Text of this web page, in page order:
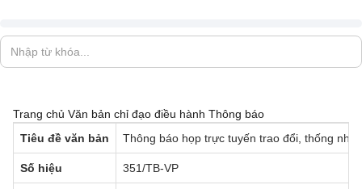
Trang chủ Văn bản chỉ đạo điều hành Thông báo
Tiêu đề văn bản
Thông báo họp trực tuyến trao đổi, thống
Số hiệu 351/TB-VP